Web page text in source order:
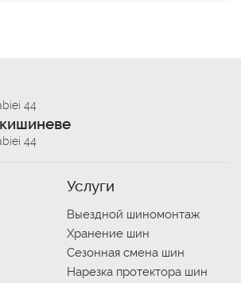
44
44
Услуги
Выездной шиномонтаж
Хранение шин
Сезонная смена шин
Нарезка протектора шин